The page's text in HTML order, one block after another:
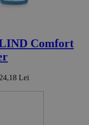
Comfort
24,18 Lei